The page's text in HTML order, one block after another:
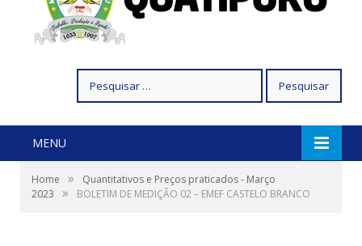
por:
MENU
Home »
Quantitativos e Preços praticados - Março
2023
» BOLETIM DE MEDIÇÃO 02 – EMEF CASTELO BRANCO